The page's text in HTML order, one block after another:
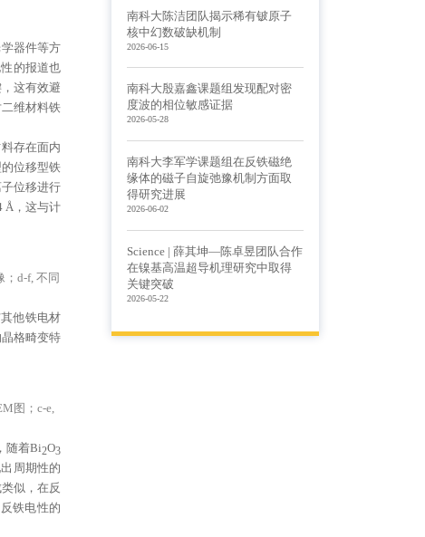
南科大陈洁团队揭示稀有铍原子
核中幻数破缺机制
2026-06-15
南科大殷嘉鑫课题组发现配对密
度波的相位敏感证据
2026-05-28
南科大李军学课题组在反铁磁绝
缘体的磁子自旋弛豫机制方面取
得研究进展
2026-06-02
Science | 薛其坤—陈卓昱团队合作
在镍基高温超导机理研究中取得
关键突破
2026-05-22
器件等方
的报道也
这有效避
维材料铁
存在面内
位移型铁
位移进行
Å，这与计
；d-f, 不同
他铁电材
格畸变特
图；c-e,
随着Bi2O3
周期性的
似，在反
铁电性的